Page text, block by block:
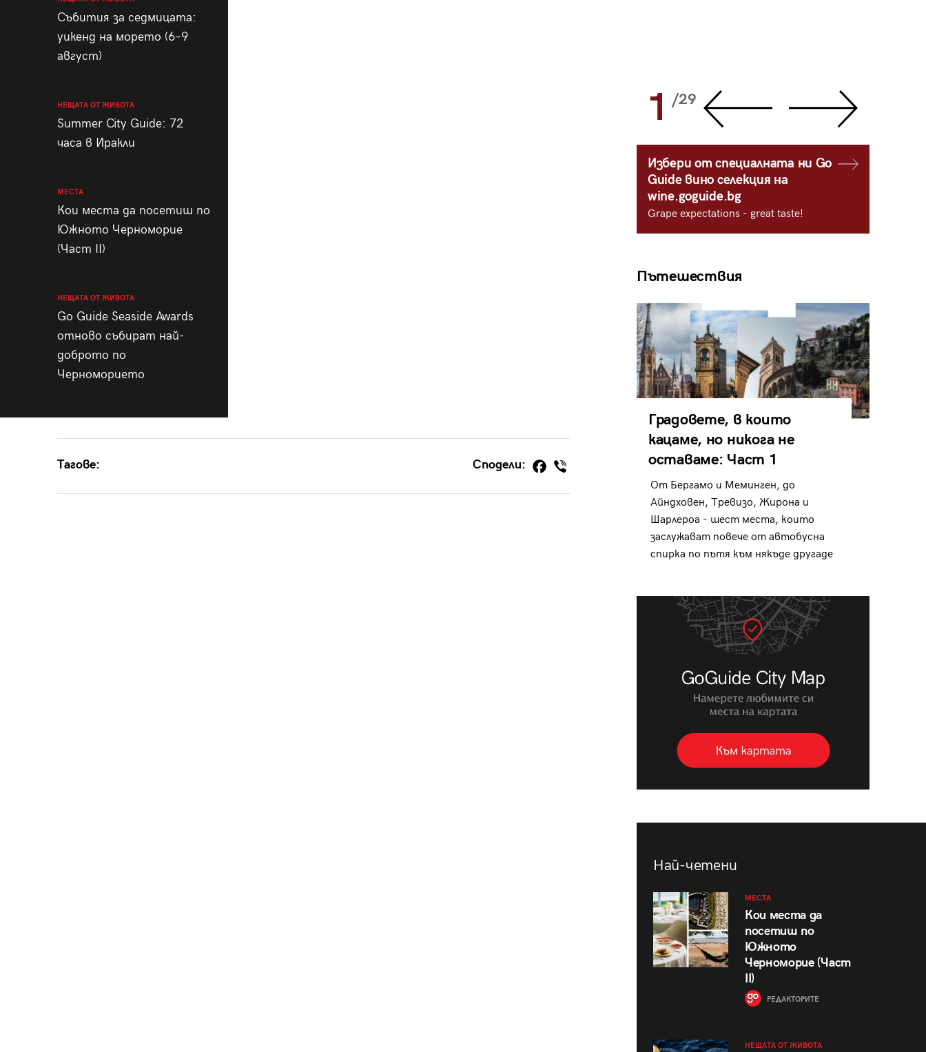
Събития за седмицата:
уикенд на морето (6–9
август)
НЕЩАТА ОТ ЖИВОТА
Summer City Guide: 72
часа в Иракли
МЕСТА
Кои места да посетиш по
Южното Черноморие
(Част II)
НЕЩАТА ОТ ЖИВОТА
Go Guide Seaside Awards
отново събират най-
доброто по
Черноморието
Тагове: Сподели:
28 1 /29
Избери от специалната ни Go
Guide вино селекция на
wine.goguide.bg
Grape expectations - great taste!
Пътешествия
Градовете, в които
кацаме, но никога не
оставаме: Част 1
От Бергамо и Меминген, до
Айндховен, Тревизо, Жирона и
Шарлероа - шест места, които
заслужават повече от автобусна
спирка по пътя към някъде другаде
Най-четени
МЕСТА
Кои места да
посетиш по
Южното
Черноморие (Част
II)
РЕДАКТОРИТЕ
НЕЩАТА ОТ ЖИВОТА